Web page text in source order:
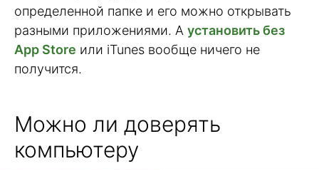
определенной папке и его можно открывать
разными приложениями. А установить без
App Store или iTunes вообще ничего не
получится.
Можно ли доверять
компьютеру